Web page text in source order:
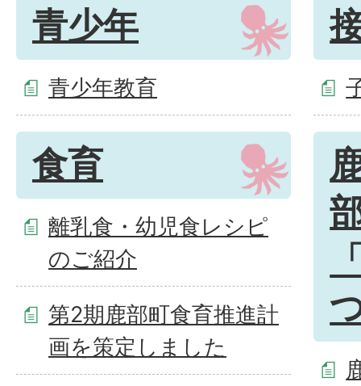
青少年
青少年教育
食育
離乳食・幼児食レシピ
のご紹介
第2期鹿部町食育推進計
画を策定しました